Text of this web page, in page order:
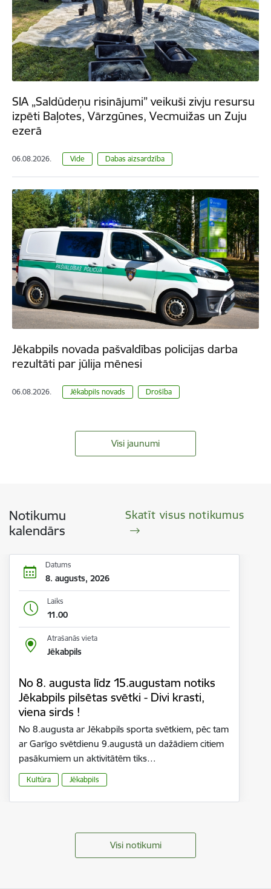
SIA „Saldūdeņu risinājumi” veikuši zivju resursu
izpēti Baļotes, Vārzgūnes, Vecmuižas un Zuju
ezerā
06.08.2026. Vide Dabas aizsardzība
Jēkabpils novada pašvaldības policijas darba
rezultāti par jūlija mēnesi
06.08.2026. Jēkabpils novads Drošība
Visi jaunumi
Notikumu
kalendārs
Skatīt visus notikumus
Datums
8. augusts, 2026
Laiks
11.00
Atrašanās vieta
Jēkabpils
No 8. augusta līdz 15.augustam notiks
Jēkabpils pilsētas svētki - Divi krasti,
viena sirds !
No 8.augusta ar Jēkabpils sporta svētkiem, pēc tam
ar Garīgo svētdienu 9.augustā un dažādiem citiem
pasākumiem un aktivitātēm tiks…
Kultūra Jēkabpils
Visi notikumi